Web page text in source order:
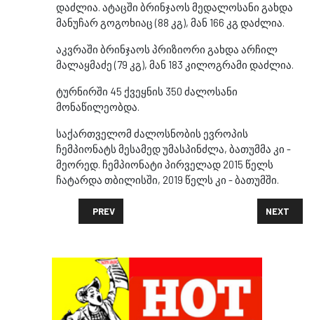
დაძლია. ატაცში ბრინჯაოს მედალოსანი გახდა
მანუჩარ გოგოხიაც (88 კგ), მან 166 კგ დაძლია.
აკვრაში ბრინჯაოს პრიზიორი გახდა არჩილ
მალაყმაძე (79 კგ), მან 183 კილოგრამი დაძლია.
ტურნირში 45 ქვეყნის 350 ძალოსანი
მონაწილეობდა.
საქართველომ ძალოსნობის ევროპის
ჩემპიონატს მესამედ უმასპინძლა, ბათუმმა კი -
მეორედ. ჩემპიონატი პირველად 2015 წელს
ჩატარდა თბილისში, 2019 წელს კი - ბათუმში.
PREVIOUS ARTICLE: „ᲑᲐᲘᲔᲠᲜᲘ“ ᲨᲔᲡᲐᲜᲘᲨᲜᲐᲕ
PREV NEXT
NEXT